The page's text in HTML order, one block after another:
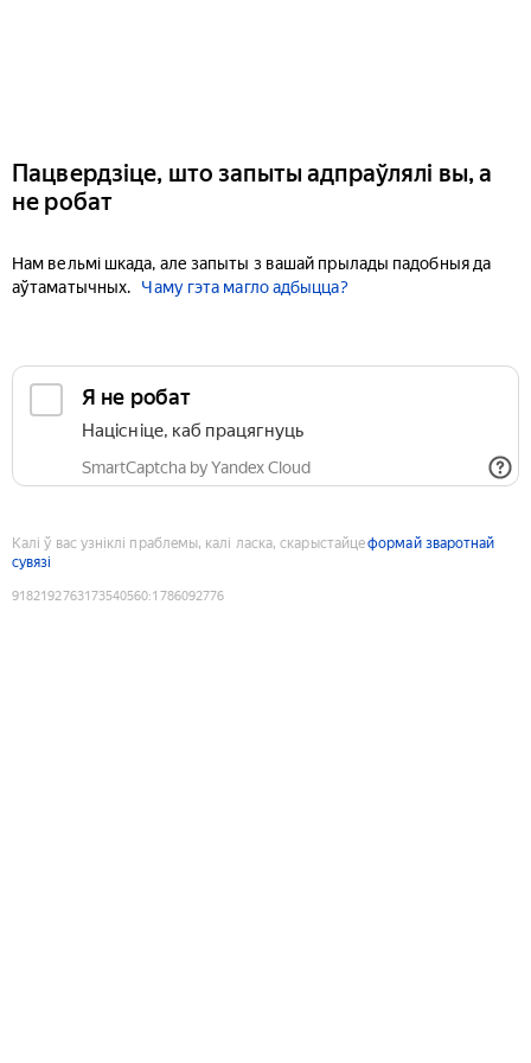
Пацвердзіце, што запыты адпраўлялі вы, а
не робат
Нам вельмі шкада, але запыты з вашай прылады падобныя да
аўтаматычных.
Чаму гэта магло адбыцца?
Я не робат
Націсніце, каб працягнуць
SmartCaptcha by Yandex Cloud
Калі ў вас узніклі праблемы, калі ласка, скарыстайцеформай зваротнай
сувязі
9182192763173540560:1786092776